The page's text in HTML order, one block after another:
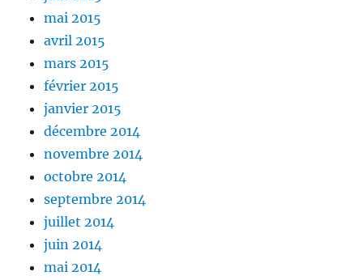
mai 2015
avril 2015
mars 2015
février 2015
janvier 2015
décembre 2014
novembre 2014
octobre 2014
septembre 2014
juillet 2014
juin 2014
mai 2014